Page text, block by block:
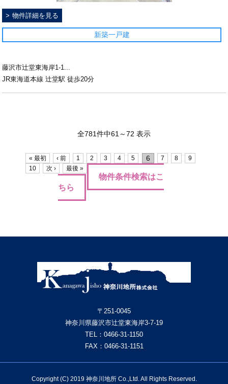
物件詳細を見る
新築一戸建
藤沢市辻堂東海岸1-1...
JR東海道本線 辻堂駅 徒歩20分
全781件中61～72 表示
« 最初 ‹ 前 1 2 3 4 5 6 7 8
9
10
次 › 最後 »
物件条件検索はこ
ちら
〒251-0045
神奈川県藤沢市辻堂東海岸3-7-19
TEL： 0466-31-1150
FAX：0466-31-1151
Copyright (C) 2019 神奈川地所 Co.,Ltd. All Rights Reserved.